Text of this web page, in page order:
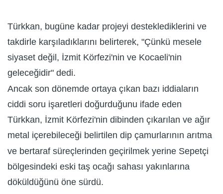
Türkkan, bugüne kadar projeyi desteklediklerini ve
takdirle karşıladıklarını belirterek, "Çünkü mesele
siyaset değil, İzmit Körfezi'nin ve Kocaeli'nin
geleceğidir" dedi.
Ancak son dönemde ortaya çıkan bazı iddiaların
ciddi soru işaretleri doğurduğunu ifade eden
Türkkan, İzmit Körfezi'nin dibinden çıkarılan ve ağır
metal içerebileceği belirtilen dip çamurlarının arıtma
ve bertaraf süreçlerinden geçirilmek yerine Sepetçi
bölgesindeki eski taş ocağı sahası yakınlarına
döküldüğünü öne sürdü.